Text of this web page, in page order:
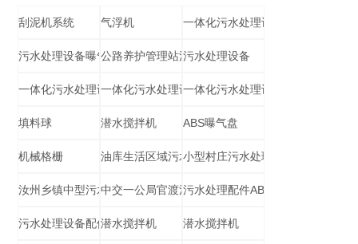
刮泥机系统 气浮机 一体化污水处理设备
污水处理设备曝气盘公路养护管理站污水处理
污水处理设备
一体化污水处理设备一体化污水处理设备一体化污水处理设备
填料球 潜水搅拌机 ABS曝气盘
机械格栅 油库生活区域污水处理设备
小型村庄污水处理
汝州乡镇中型污水处理站中交一公局官渡污水处理污水处理配件ABS材质耙齿
污水处理设备配件填料球
潜水搅拌机 潜水搅拌机